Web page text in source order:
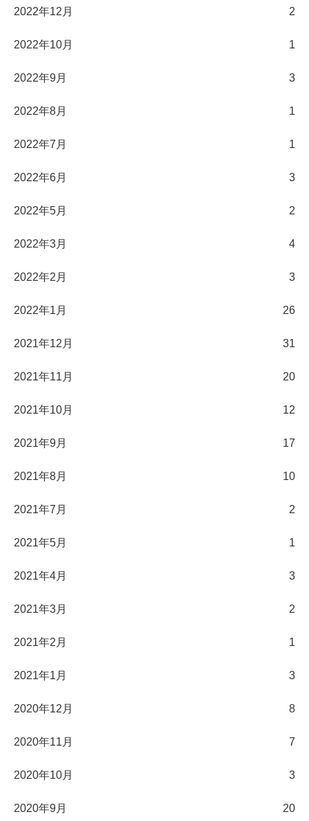
2022年12月 2
2022年10月 1
2022年9月 3
2022年8月 1
2022年7月 1
2022年6月 3
2022年5月 2
2022年3月 4
2022年2月 3
2022年1月 26
2021年12月 31
2021年11月 20
2021年10月 12
2021年9月 17
2021年8月 10
2021年7月 2
2021年5月 1
2021年4月 3
2021年3月 2
2021年2月 1
2021年1月 3
2020年12月 8
2020年11月 7
2020年10月 3
2020年9月 20